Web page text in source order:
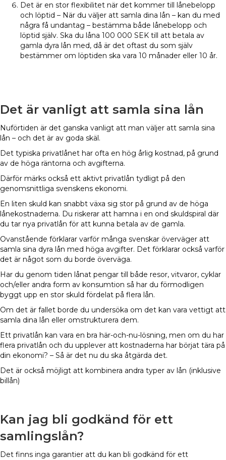
Det är en stor flexibilitet när det kommer till lånebelopp
och löptid – När du väljer att samla dina lån – kan du med
några få undantag – bestämma både lånebelopp och
löptid själv. Ska du låna 100 000 SEK till att betala av
gamla dyra lån med, då är det oftast du som själv
bestämmer om löptiden ska vara 10 månader eller 10 år.
Det är vanligt att samla sina lån
Nuförtiden är det ganska vanligt att man väljer att samla sina
lån – och det är av goda skäl.
Det typiska privatlånet har ofta en hög årlig kostnad, på grund
av de höga räntorna och avgifterna.
Därför märks också ett aktivt privatlån tydligt på den
genomsnittliga svenskens ekonomi.
En liten skuld kan snabbt växa sig stor på grund av de höga
lånekostnaderna. Du riskerar att hamna i en ond skuldspiral där
du tar nya privatlån för att kunna betala av de gamla.
Ovanstående förklarar varför många svenskar överväger att
samla sina dyra lån med höga avgifter. Det förklarar också varför
det är något som du borde överväga.
Har du genom tiden lånat pengar till både resor, vitvaror, cyklar
och/eller andra form av konsumtion så har du förmodligen
byggt upp en stor skuld fördelat på flera lån.
Om det är fallet borde du undersöka om det kan vara vettigt att
samla dina lån eller omstrukturera dem.
Ett privatlån kan vara en bra här-och-nu-lösning, men om du har
flera privatlån och du upplever att kostnaderna har börjat tära på
din ekonomi? – Så är det nu du ska åtgärda det.
Det är också möjligt att kombinera andra typer av lån (inklusive
billån)
Kan jag bli godkänd för ett
samlingslån?
Det finns inga garantier att du kan bli godkänd för ett